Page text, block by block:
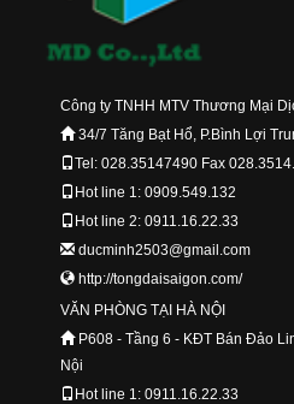
Công ty TNHH MTV Thương Mại
34/7 Tăng Bạt Hổ, P.Bình Lợi
Tel: 028.35147490 Fax
Hot line 1: 0909.549.132
Hot line 2: 0911.16.22.33
ducminh2503@gmail.com
http://tongdaisaigon.com/
VĂN PHÒNG TẠI HÀ NỘI
P608 - Tầng 6 - KĐT Bán Đảo
Nội
Hot line 1: 0911.16.22.33